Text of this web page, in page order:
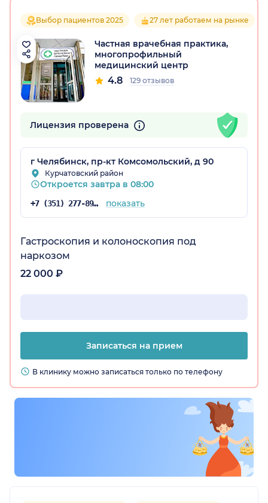
Выбор пациентов 2025 27 лет работаем на рынке
Частная врачебная практика,
многопрофильный
медицинский центр
4.8 129 отзывов
Лицензия проверена
г Челябинск, пр-кт Комсомольский, д 90
Курчатовский район
Откроется завтра в 08:00
+7 (351) 277-89-10 показать
Гастроскопия и колоноскопия под
наркозом
22 000 ₽
Записаться на прием
В клинику можно записаться только по телефону